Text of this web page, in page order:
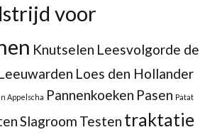
voor
Knutselen Leesvolgorde de
Loes den Hollander
Appelscha Pannenkoeken Pasen Patat
Slagroom Testen traktatie